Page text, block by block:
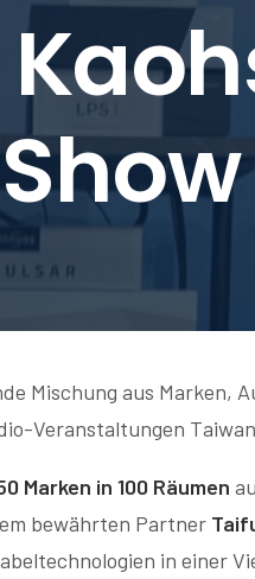
Mischung aus Marken,
Veranstaltungen
Marken in 100 Räumen
bewährten Partner
in einer